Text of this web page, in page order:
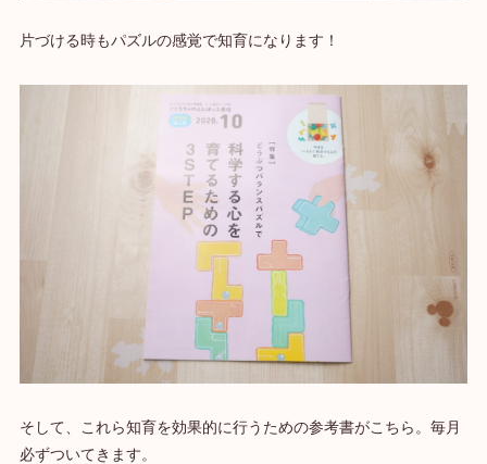
片づける時もパズルの感覚で知育になります！
そして、これら知育を効果的に行うための参考書がこちら。毎月
必ずついてきます。